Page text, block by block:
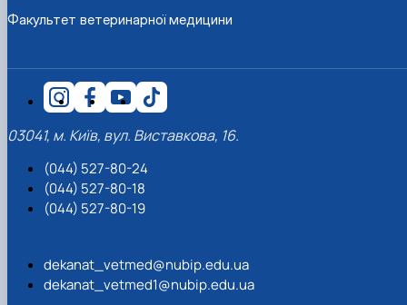
Факультет ветеринарної медицини
03041, м. Київ, вул. Виставкова, 16.
(044) 527-80-24
(044) 527-80-18
(044) 527-80-19
dekanat_vetmed@nubip.edu.ua
dekanat_vetmed1@nubip.edu.ua